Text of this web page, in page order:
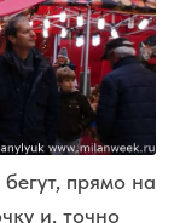
прямо на
и, точно